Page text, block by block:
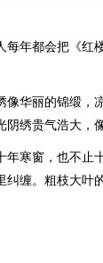
每年都会把《
像华丽的锦缎，
绣贵气浩大，
寒窗，也不止
缠。粗枝大叶